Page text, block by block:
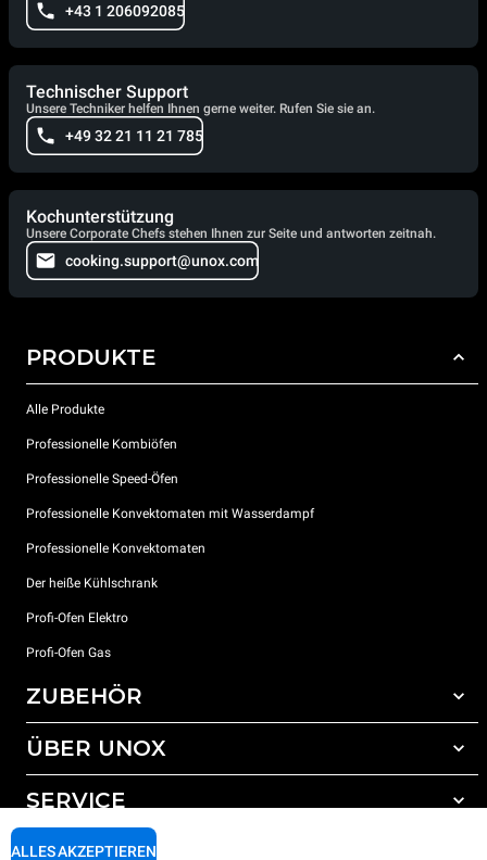
+43 1 206092085
Technischer Support
Unsere Techniker helfen Ihnen gerne weiter. Rufen Sie sie an.
+49 32 21 11 21 785
Kochunterstützung
Unsere Corporate Chefs stehen Ihnen zur Seite und antworten zeitnah.
cooking.support@unox.com
PRODUKTE
Alle Produkte
Professionelle Kombiöfen
Professionelle Speed-Öfen
Professionelle Konvektomaten mit Wasserdampf
Professionelle Konvektomaten
Der heiße Kühlschrank
Profi-Ofen Elektro
Profi-Ofen Gas
ZUBEHÖR
Gesamtes Zubehör
Wasseraufbereitung mit Kunstharzfiltern
ÜBER UNOX
Unsere Standorte weltweit
SERVICE
Unox garantie
ALLES AKZEPTIEREN